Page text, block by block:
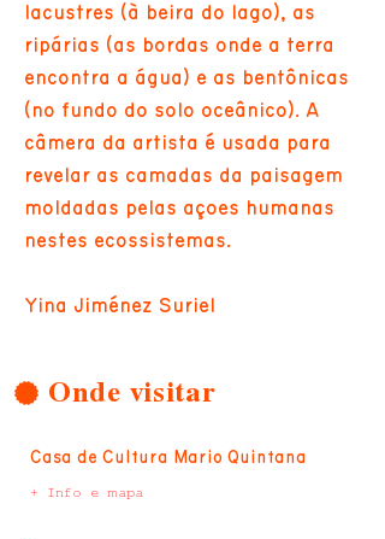
lacustres (à beira do lago), as
ripárias (as bordas onde a terra
encontra a água) e as bentônicas
(no fundo do solo oceânico). A
câmera da artista é usada para
revelar as camadas da paisagem
moldadas pelas ações humanas
nestes ecossistemas.
Yina Jiménez Suriel
Onde visitar
Casa de Cultura Mario Quintana
+ Info e mapa